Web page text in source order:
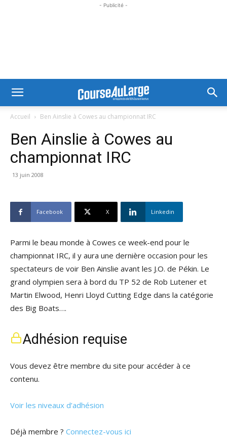
- Publicité -
Accueil Ben Ainslie à Cowes au championnat IRC
Ben Ainslie à Cowes au
championnat IRC
13 juin 2008
Facebook X Linkedin
Parmi le beau monde à Cowes ce week-end pour le
championnat IRC, il y aura une dernière occasion pour les
spectateurs de voir Ben Ainslie avant les J.O. de Pékin. Le
grand olympien sera à bord du TP 52 de Rob Lutener et
Martin Elwood, Henri Lloyd Cutting Edge dans la catégorie
des Big Boats….
Adhésion requise
Vous devez être membre du site pour accéder à ce
contenu.
Voir les niveaux d’adhésion
Déjà membre ? Connectez-vous ici